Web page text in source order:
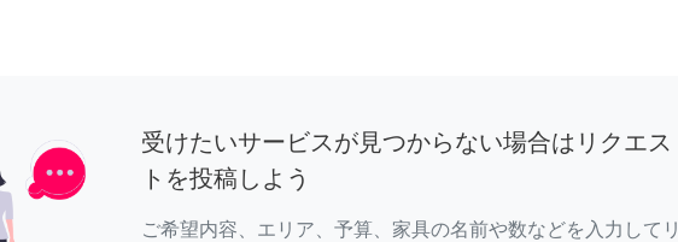
受けたいサービスが見つからない場合はリクエス
トを投稿しよう
ご希望内容、エリア、予算、家具の名前や数などを入力してリ